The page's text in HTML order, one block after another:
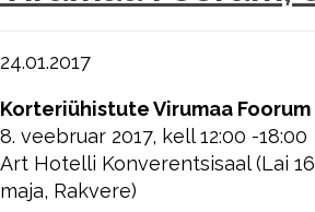
24.01.2017
Korteriühistute Virumaa Foorum
8. veebruar 2017, kell 12:00 -18:00
Art Hotelli Konverentsisaal (Lai
maja, Rakvere)